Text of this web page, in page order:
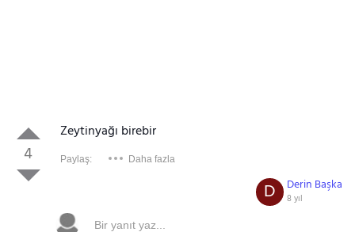
4
Zeytinyağı birebir
Paylaş: Daha fazla
Derin Başka
8 yıl
D